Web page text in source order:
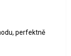
perfektně